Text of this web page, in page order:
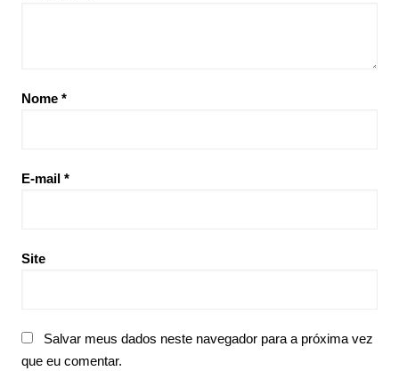
Nome *
E-mail *
Site
Salvar meus dados neste navegador para a próxima vez
que eu comentar.